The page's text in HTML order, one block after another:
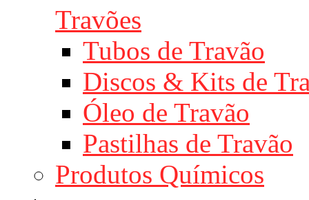
Travões
Tubos de Travão
Discos & Kits de
Óleo de Travão
Pastilhas de Travão
Produtos Químicos